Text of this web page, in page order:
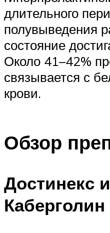
длительного
полувыведения
состояние
Около 41–42%
связывается с
крови.
Обзор
Достинекс
Каберголин